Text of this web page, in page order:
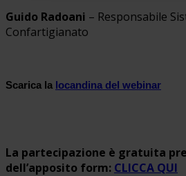
Guido Radoani – Responsabile
Confartigianato
Scarica la locandina del webinar
La partecipazione è gratuita
dell’apposito form: CLICCA QUI